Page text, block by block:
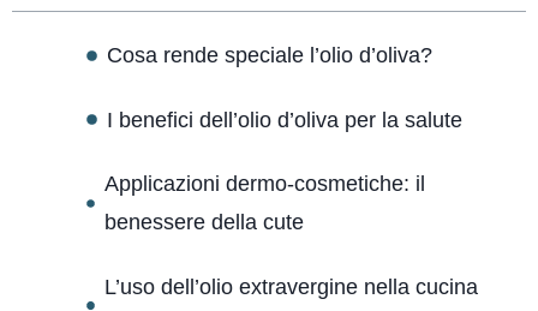
Cosa rende speciale l’olio d’oliva?
I benefici dell’olio d’oliva per la salute
Applicazioni dermo-cosmetiche: il
benessere della cute
L’uso dell’olio extravergine nella cucina